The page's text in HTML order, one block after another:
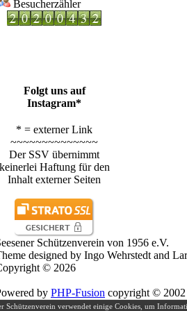
Besucherzähler
Folgt uns auf
Instagram*
* = externer Link
~~~~~~~~~~~~~~
Der SSV übernimmt
keinerlei Haftung für den
Inhalt externer Seiten
Schützenverein verwendet einige Cookies, um
Schützenverein von 1956 e.V.
designed by Ingo Wehrstedt and
© 2026
by PHP-Fusion copyright © 2002
as free software without